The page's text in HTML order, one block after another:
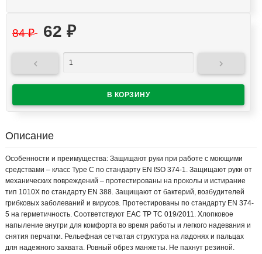
84₽ 62 ₽
 
Описание
Особенности и преимущества: Защищают руки при работе с моющими
средствами – класс Type С по стандарту EN ISO 374-1. Защищают руки от
механических повреждений – протестированы на проколы и истирание
тип 1010Х по стандарту EN 388. Защищают от бактерий, возбудителей
грибковых заболеваний и вирусов. Протестированы по стандарту EN 374-
5 на герметичность. Соответствуют EAC ТР ТС 019/2011. Хлопковое
напыление внутри для комфорта во время работы и легкого надевания и
снятия перчатки. Рельефная сетчатая структура на ладонях и пальцах
для надежного захвата. Ровный обрез манжеты. Не пахнут резиной.